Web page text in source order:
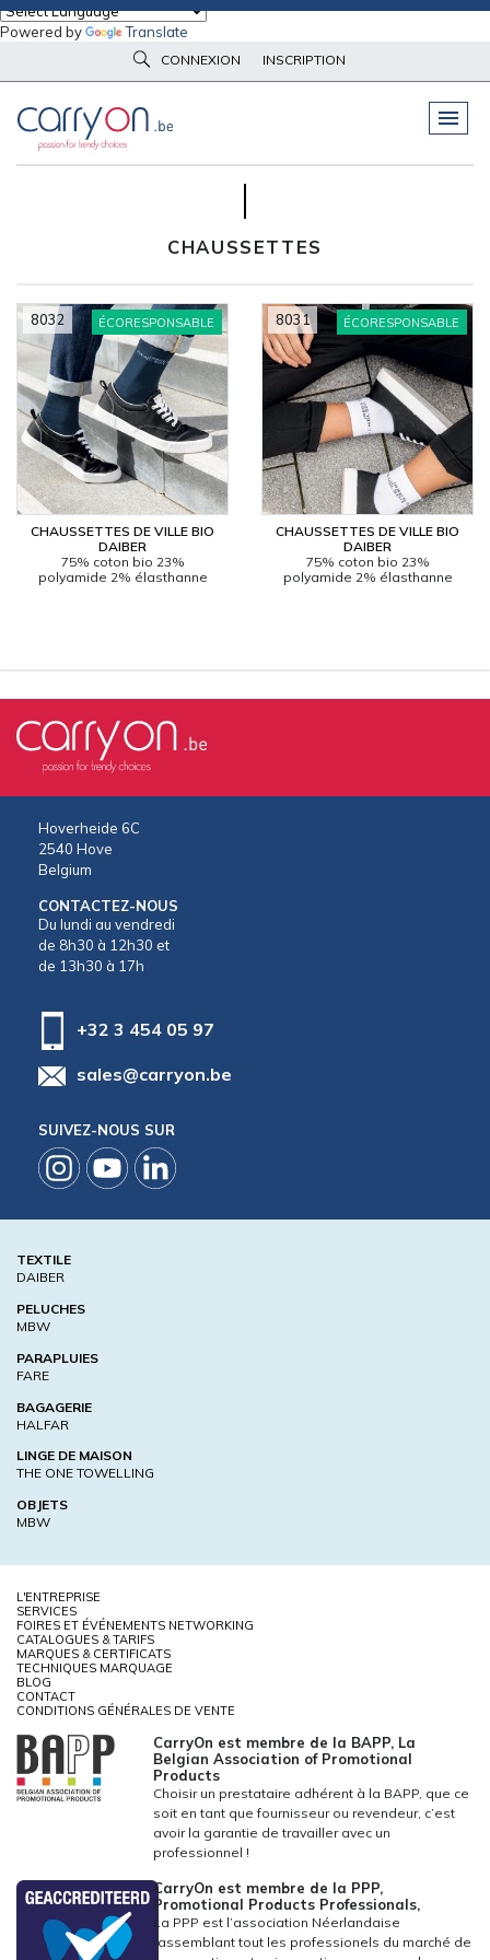
Powered by Translate
CONNEXION INSCRIPTION
PELUCHES & GOODIES
VÊTEMENTS
& BAGAGERIE
VÊTEMENTSD'IMAGE
LINGE DE MAISON
NOUVEAUTÉS
ÉCO RESPONSABLE
CARRYON
L'ENTREPRISE
SERVICES
TECHNIQUES MARQUAGE
BLOG
CONTACT
éco-responsable Vêtements d'image Chaussettes
VOTRE SÉLECTION : 2
GROUPE DE COULEURS
CHAUSSETTES
ÉCORESPONSABLE
CHAUSSETTES DE VILLE BIO
DAIBER
75% coton bio 23%
polyamide 2% élasthanne
8032 ÉCORESPONSABLE
CHAUSSETTES DE VILLE BIO
DAIBER
75% coton bio 23%
polyamide 2% élasthanne
8031
Hoverheide 6C
2540 Hove
Belgium
CONTACTEZ-NOUS
Du lundi au vendredi
de 8h30 à 12h30 et
de 13h30 à 17h
+32 3 454 05 97
sales@carryon.be
SUIVEZ-NOUS SUR
TEXTILE
DAIBER
PELUCHES
MBW
PARAPLUIES
FARE
BAGAGERIE
HALFAR
LINGE DE MAISON
THE ONE TOWELLING
OBJETS
MBW
L'ENTREPRISE
SERVICES
FOIRES ET ÉVÉNEMENTS NETWORKING
CATALOGUES & TARIFS
MARQUES & CERTIFICATS
TECHNIQUES MARQUAGE
BLOG
CONTACT
CONDITIONS GÉNÉRALES DE VENTE
CarryOn est membre de la BAPP, La
Belgian Association of Promotional
Products
Choisir un prestataire adhérent à la BAPP, que ce
soit en tant que fournisseur ou revendeur, c’est
avoir la garantie de travailler avec un
professionnel !
CarryOn est membre de la PPP,
Promotional Products Professionals,
La PPP est l’association Néerlandaise
rassemblant tout les professionels du marché de